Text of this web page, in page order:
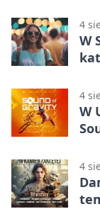
4
W
4
W
4